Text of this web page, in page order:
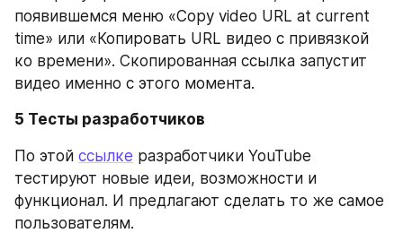
появившемся меню «Copy video URL at current
time» или «Копировать URL видео с привязкой
ко времени». Скопированная ссылка запустит
видео именно с этого момента.
5 Тесты разработчиков
По этой ссылке разработчики YouTube
тестируют новые идеи, возможности и
функционал. И предлагают сделать то же самое
пользователям.